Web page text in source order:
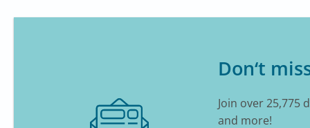
Don‘t
Join over 25,775
and more!